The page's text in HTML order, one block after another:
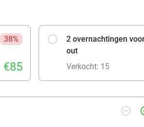
38%
€85
2 overnachtingen
out
Verkocht: 15
remove_circle_outline